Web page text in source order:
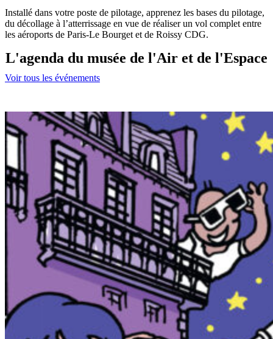
Installé dans votre poste de pilotage, apprenez les bases du pilotage,
du décollage à l’atterrissage en vue de réaliser un vol complet entre
les aéroports de Paris-Le Bourget et de Roissy CDG.
L'agenda du musée de l'Air et de l'Espace
Voir tous les événements